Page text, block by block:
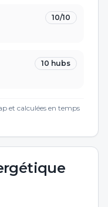
10/10
10 hubs
et calculées en temps